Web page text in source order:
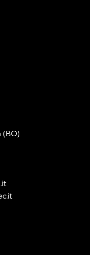
(BO)